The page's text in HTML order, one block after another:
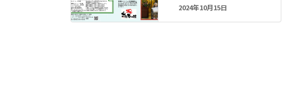
2024年10月15日